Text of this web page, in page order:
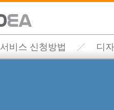
서비스 신청방법 디